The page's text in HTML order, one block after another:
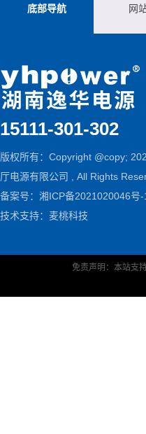
底部导航 网
15111-301-302
版权所有：Copyright @copy;
厅电源有限公司 , All Rights
备案号： 湘ICP备2021020046号-
技术支持： 麦桃科技
免责声明：本站支